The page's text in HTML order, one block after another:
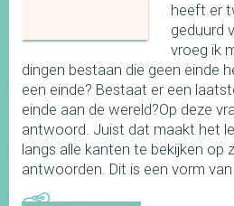
heeft er
geduurd
vroeg ik
dingen bestaan die geen einde
een einde? Bestaat er een
einde aan de wereld?Op deze
antwoord. Juist dat maakt het
langs alle kanten te bekijken op
antwoorden. Dit is een vorm